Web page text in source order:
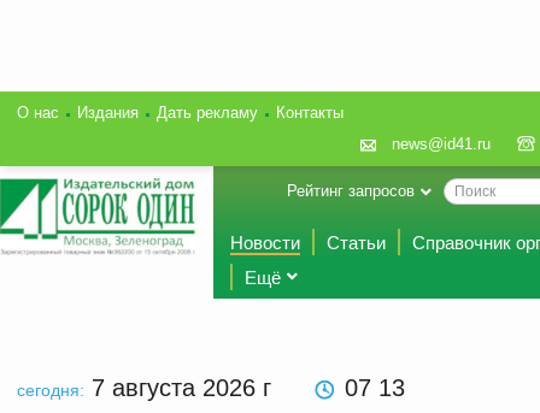
О нас Издания Дать рекламу
Контакты
news@id41.ru
Рейтинг запросов
Новости Статьи
Справочник
Ещё
сегодня: 7 августа 2026 г 07 13